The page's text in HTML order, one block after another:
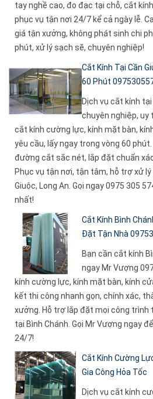
tay nghề cao, đo đạc tại chỗ, cắt
phục vụ tận nơi 24/7 kể cả ngày lễ.
giá tận xưởng, không phát sinh chi
phút, xử lý sạch sẽ, chuyên nghiệp!
Cắt Kính Tại Cần
60 Phút
Dịch vụ cắt kính
chuyên nghiệp, uy
cắt kính cường lực, kính mặt bàn,
yêu cầu, lấy ngay trong vòng 60
đường cắt sắc nét, lắp đặt chuẩn
Phục vụ tận nơi, tận tâm, hỗ trợ xử
Giuộc, Long An. Gọi ngay 0975 305
nhất!
Cắt Kính Bình
Đặt Tận Nhà
Bạn cần cắt kính
ngay Mr Vượng
kính cường lực, kính mặt bàn, kính
kết thi công nhanh gọn, chính xác,
xưởng. Hỗ trợ lắp đặt mọi công trình
tại Bình Chánh. Gọi Mr Vượng ngay
24/7!
Cắt Kính Cường
Gia Công Hỏa Tốc
Dịch vụ cắt kính